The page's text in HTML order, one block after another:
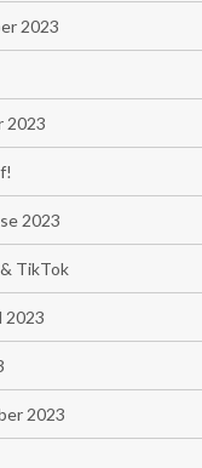
2023
2023
2023
TikTok
2023
2023